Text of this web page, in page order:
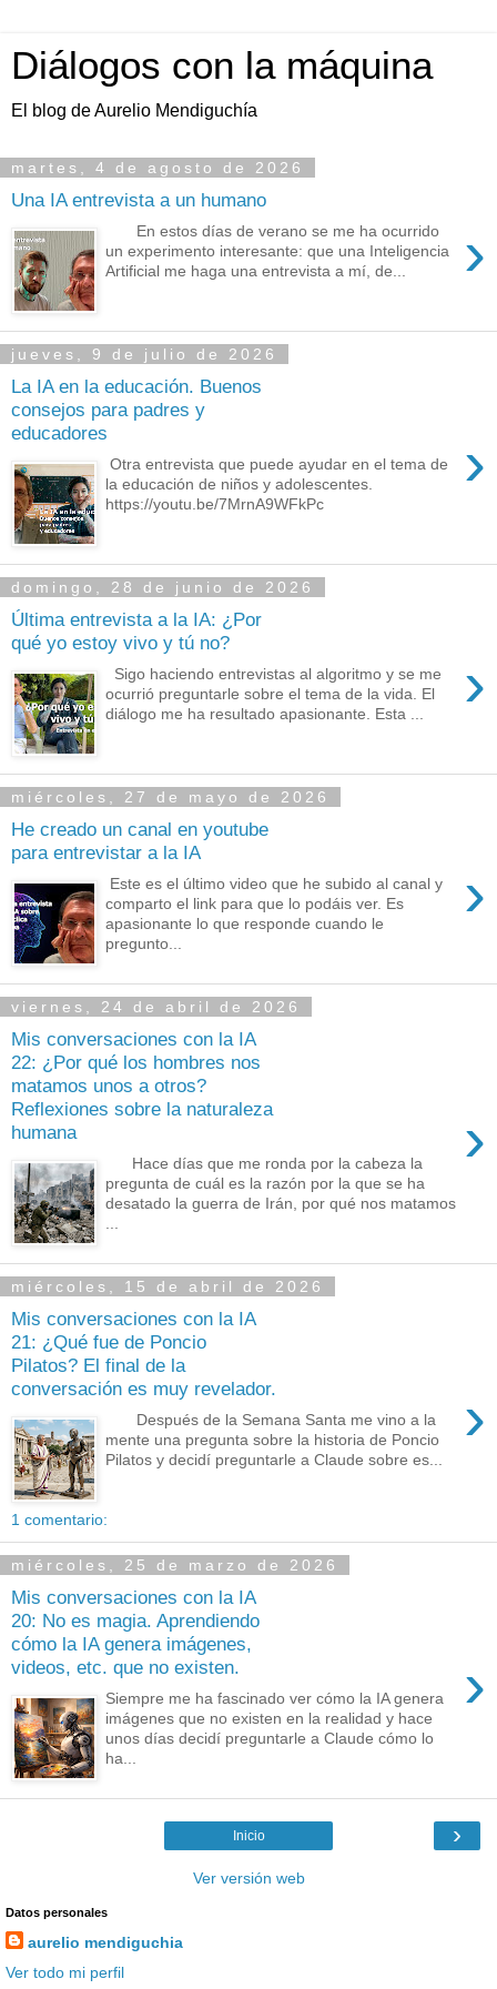
Diálogos con la máquina
El blog de Aurelio Mendiguchía
martes, 4 de agosto de 2026
Una IA entrevista a un humano
›
En estos días de verano se me ha ocurrido
un experimento interesante: que una Inteligencia
Artificial me haga una entrevista a mí, de...
jueves, 9 de julio de 2026
La IA en la educación. Buenos
consejos para padres y
educadores
›
Otra entrevista que puede ayudar en el tema de
la educación de niños y adolescentes.
https://youtu.be/7MrnA9WFkPc
domingo, 28 de junio de 2026
Última entrevista a la IA: ¿Por
qué yo estoy vivo y tú no?
›
Sigo haciendo entrevistas al algoritmo y se me
ocurrió preguntarle sobre el tema de la vida. El
diálogo me ha resultado apasionante. Esta ...
miércoles, 27 de mayo de 2026
He creado un canal en youtube
para entrevistar a la IA
›
Este es el último video que he subido al canal y
comparto el link para que lo podáis ver. Es
apasionante lo que responde cuando le
pregunto...
viernes, 24 de abril de 2026
Mis conversaciones con la IA
22: ¿Por qué los hombres nos
matamos unos a otros?
Reflexiones sobre la naturaleza
humana
›
Hace días que me ronda por la cabeza la
pregunta de cuál es la razón por la que se ha
desatado la guerra de Irán, por qué nos matamos
...
miércoles, 15 de abril de 2026
Mis conversaciones con la IA
21: ¿Qué fue de Poncio
Pilatos? El final de la
conversación es muy revelador.
›
Después de la Semana Santa me vino a la
mente una pregunta sobre la historia de Poncio
Pilatos y decidí preguntarle a Claude sobre es...
1 comentario:
miércoles, 25 de marzo de 2026
Mis conversaciones con la IA
20: No es magia. Aprendiendo
cómo la IA genera imágenes,
videos, etc. que no existen.
›
Siempre me ha fascinado ver cómo la IA genera
imágenes que no existen en la realidad y hace
unos días decidí preguntarle a Claude cómo lo
ha...
›
Inicio
Ver versión web
Datos personales
aurelio mendiguchia
Ver todo mi perfil